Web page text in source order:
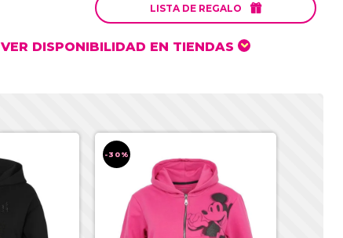
LISTA DE REGALO 
VER DISPONIBILIDAD EN TIENDAS
-30%